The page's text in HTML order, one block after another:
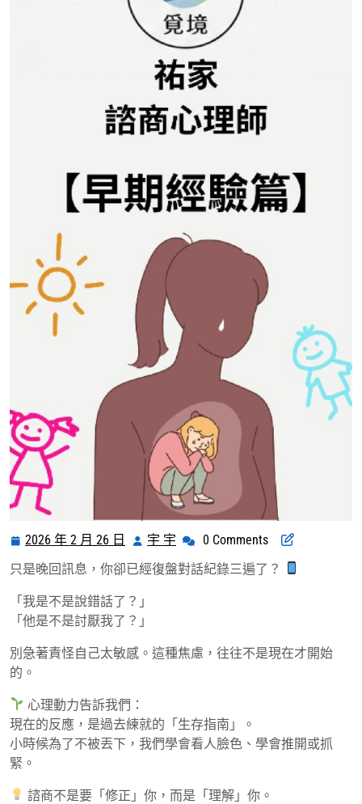
2026 年 2 月 26 日
2026
年
2
月
26
宇 宇 宇
宇
0 Comments
只是晚回訊息，你卻已經復盤對話紀錄三遍了？
「我是不是說錯話了？」
「他是不是討厭我了？」
別急著責怪自己太敏感。這種焦慮，往往不是現在才開始
的。
心理動力告訴我們：
現在的反應，是過去練就的「生存指南」。
小時候為了不被丟下，我們學會看人臉色、學會推開或抓
緊。
諮商不是要「修正」你，而是「理解」你。